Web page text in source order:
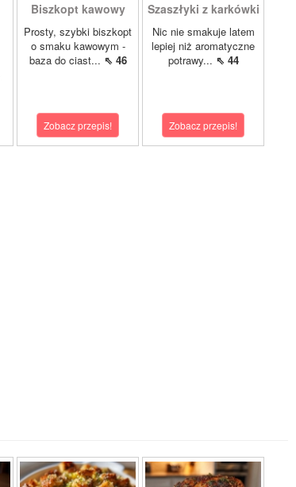
Biszkopt kawowy
Prosty, szybki biszkopt
o smaku kawowym -
baza do ciast... ⇖ 46
Zobacz przepis!
Szaszłyki z karkówki
Nic nie smakuje latem
lepiej niż aromatyczne
potrawy... ⇖ 44
Zobacz przepis!